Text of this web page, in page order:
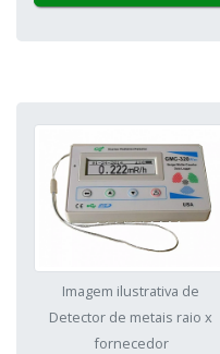
Imagem ilustrativa de
Detector de metais raio x
fornecedor